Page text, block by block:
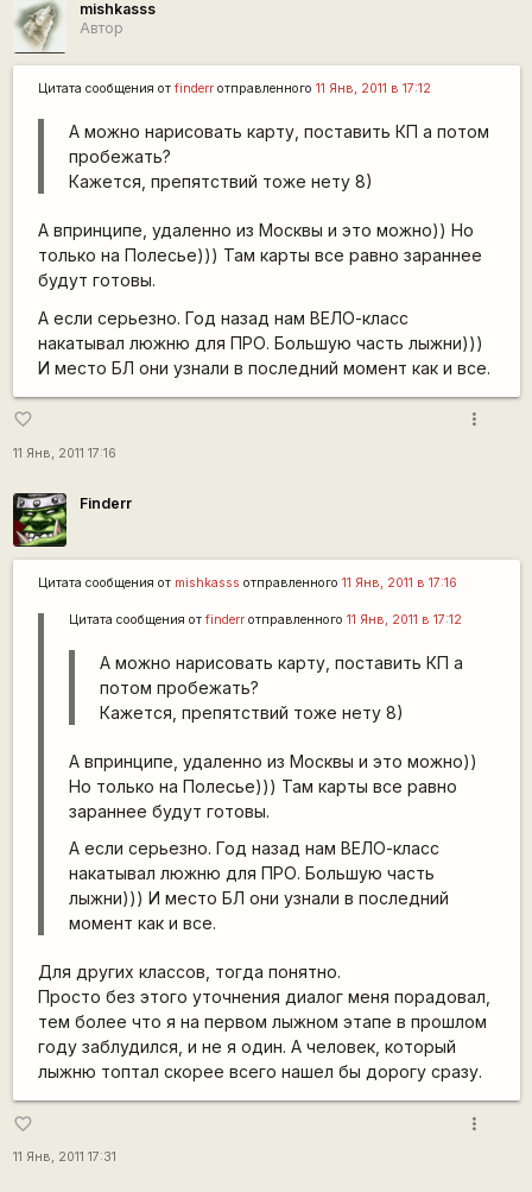
mishkasss
Автор
Цитата сообщения от finderrотправленного 11 Янв, 2011 в 17:12
А можно нарисовать карту, поставить КП а потом
пробежать?
Кажется, препятствий тоже нету 8)
А впринципе, удаленно из Москвы и это можно)) Но
только на Полесье))) Там карты все равно зараннее
будут готовы.
А если серьезно. Год назад нам ВЕЛО-класс
накатывал люжню для ПРО. Большую часть лыжни)))
И место БЛ они узнали в последний момент как и все.
favorite_border
11 Янв, 2011 17:16
more_vert
Finderr
Цитата сообщения от mishkasss отправленного 11 Янв, 2011 в 17:16
Цитата сообщения от finderrотправленного 11 Янв, 2011 в 17:12
А можно нарисовать карту, поставить КП а
потом пробежать?
Кажется, препятствий тоже нету 8)
А впринципе, удаленно из Москвы и это можно))
Но только на Полесье))) Там карты все равно
зараннее будут готовы.
А если серьезно. Год назад нам ВЕЛО-класс
накатывал люжню для ПРО. Большую часть
лыжни))) И место БЛ они узнали в последний
момент как и все.
Для других классов, тогда понятно.
Просто без этого уточнения диалог меня порадовал,
тем более что я на первом лыжном этапе в прошлом
году заблудился, и не я один. А человек, который
лыжню топтал скорее всего нашел бы дорогу сразу.
favorite_border
11 Янв, 2011 17:31
more_vert